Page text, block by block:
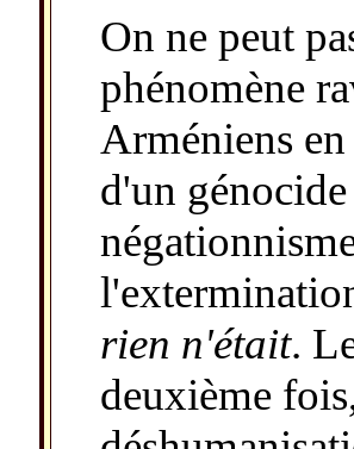
On ne peut
phénomène
Arméniens
d'un
rien n'était.
deuxième